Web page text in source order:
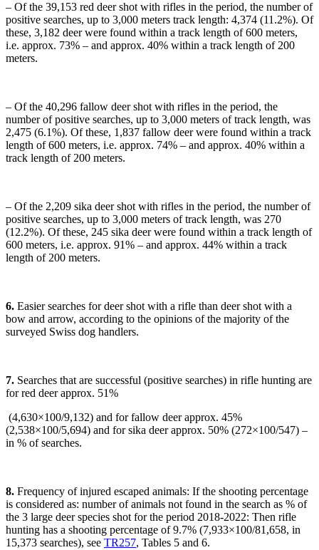
– Of the 39,153 red deer shot with rifles in the period, the number of
positive searches, up to 3,000 meters track length: 4,374 (11.2%). Of
these, 3,182 deer were found within a track length of 600 meters,
i.e. approx. 73% – and approx. 40% within a track length of 200
meters.
– Of the 40,296 fallow deer shot with rifles in the period, the
number of positive searches, up to 3,000 meters of track length, was
2,475 (6.1%). Of these, 1,837 fallow deer were found within a track
length of 600 meters, i.e. approx. 74% – and approx. 40% within a
track length of 200 meters.
– Of the 2,209 sika deer shot with rifles in the period, the number of
positive searches, up to 3,000 meters of track length, was 270
(12.2%). Of these, 245 sika deer were found within a track length of
600 meters, i.e. approx. 91% – and approx. 44% within a track
length of 200 meters.
6. Easier searches for deer shot with a rifle than deer shot with a
bow and arrow, according to the opinions of the majority of the
surveyed Swiss dog handlers.
7. Searches that are successful (positive searches) in rifle hunting are
for red deer approx. 51%
(4,630×100/9,132) and for fallow deer approx. 45%
(2,538×100/5,694) and for sika deer approx. 50% (272×100/547) –
in % of searches.
8. Frequency of injured escaped animals: If the shooting percentage
is considered as: number of animals not found in the search as % of
the 3 large deer species shot for the period 2018-2022: Then rifle
hunting has a shooting percentage of 9.7% (7,933×100/81,658, in
15,373 searches), see TR257, Tables 5 and 6.